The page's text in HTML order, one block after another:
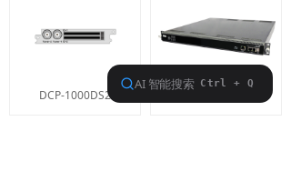
DCP-1000DS2 DCP-1000